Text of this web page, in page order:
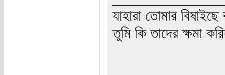
যাহারা তোমার
তুমি কি তাদের ক্ষমা